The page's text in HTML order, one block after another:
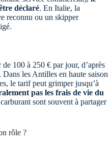
déclaré. En Italie, la
reconnu ou un skipper
100 à 250 € par jour, d’après
les Antilles en haute saison
le tarif peut grimper jusqu’à
pas les frais de vie du
sont souvent à partager
rôle ?